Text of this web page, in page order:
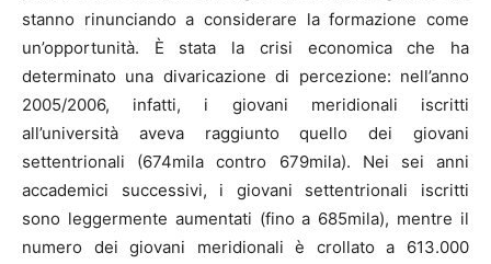
stanno rinunciando a considerare la formazione come
un’opportunità. È stata la crisi economica che ha
determinato una divaricazione di percezione: nell’anno
2005/2006, infatti, i giovani meridionali iscritti
all’università aveva raggiunto quello dei giovani
settentrionali (674mila contro 679mila). Nei sei anni
accademici successivi, i giovani settentrionali iscritti
sono leggermente aumentati (fino a 685mila), mentre il
numero dei giovani meridionali è crollato a 613.000